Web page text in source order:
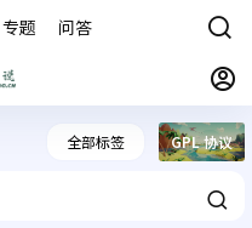
专题 问答
全部标签 GPL 协议